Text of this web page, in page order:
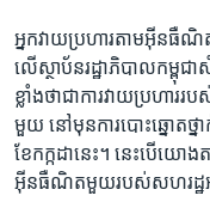
ទំព័រ​
ស្វែង​
រក
ភាសា
អ្នក​វាយ​ប្រហារ​តាម​អ៊ីនធឺណិត​
លើ​ស្ថាប័ន​រដ្ឋាភិបាល​កម្ពុជ
ខ្លាំង​ថា​ជា​ការ​វាយ​ប្រហា
មួយ នៅ​មុន​ការ​បោះ​ឆ្នោត​ថ្
ខែ​កក្កដា​នេះ។ នេះ​បើ​យោ
អ៊ីនធឺណិត​មួយ​របស់​សហរដ្ឋ​អ